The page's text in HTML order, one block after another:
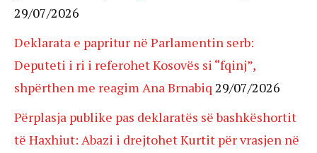
29/07/2026
Deklarata e papritur në Parlamentin serb:
Deputeti i ri i referohet Kosovës si “fqinj”,
shpërthen me reagim Ana Brnabiq 29/07/2026
Përplasja publike pas deklaratës së bashkëshortit
të Haxhiut: Abazi i drejtohet Kurtit për vrasjen në